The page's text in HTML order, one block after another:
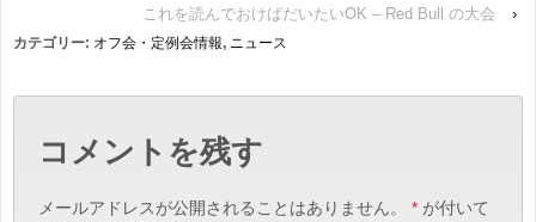
これを読んでおけばだいたいOK – Red Bull の大会
›
カテゴリー: オフ会・定例会情報, ニュース
コメントを残す
メールアドレスが公開されることはありません。 * が付いて